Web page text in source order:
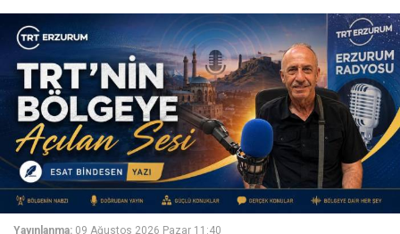
Yayınlanma: 09 Ağustos 2026 Pazar 11:40